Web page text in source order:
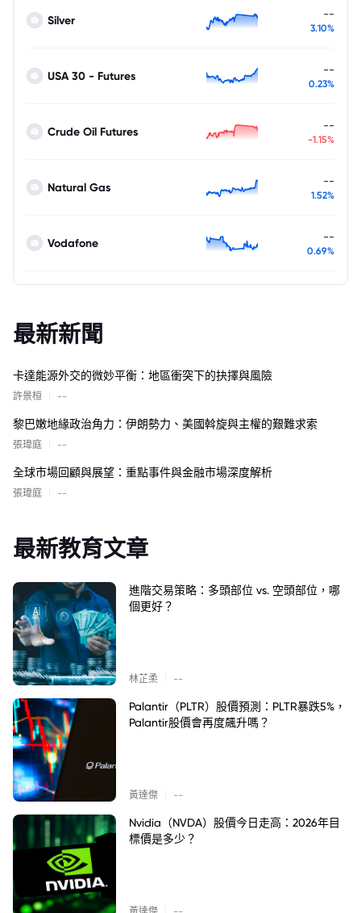
Silver --
3.10%
USA 30 - Futures --
0.23%
Crude Oil Futures --
-1.15%
Natural Gas --
1.52%
Vodafone --
0.69%
最新新聞
卡達能源外交的微妙平衡：地區衝突下的抉擇與風險
許景桓 --
黎巴嫩地緣政治角力：伊朗勢力、美國斡旋與主權的艱難求索
張瑋庭 --
全球市場回顧與展望：重點事件與金融市場深度解析
張瑋庭 --
最新教育文章
進階交易策略：多頭部位 vs. 空頭部位，哪
個更好？
林芷柔 --
Palantir（PLTR）股價預測：PLTR暴跌5%，
Palantir股價會再度飆升嗎？
黃達傑 --
Nvidia（NVDA）股價今日走高：2026年目
標價是多少？